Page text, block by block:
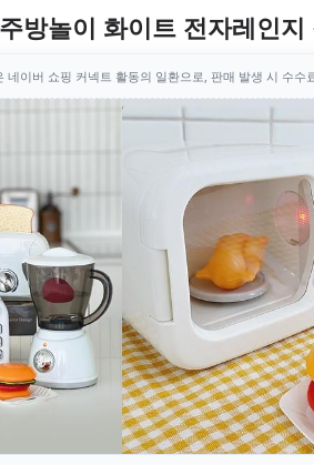
방놀이 화이트 전자레인지
네이버 쇼핑 커넥트 활동의 일환으로, 판매 발생 시 수수